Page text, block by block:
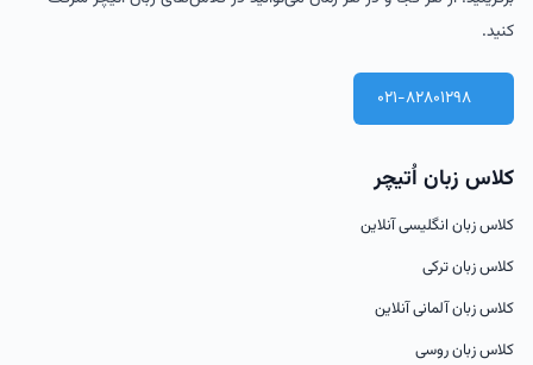
کنید.
021-82801298
کلاس زبان اُتیچر
کلاس زبان انگلیسی آنلاین
کلاس زبان ترکی
کلاس زبان آلمانی آنلاین
کلاس زبان روسی